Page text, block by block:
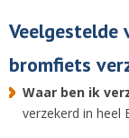
Veelgestelde
bromfiets
Waar ben ik
verzekerd in heel